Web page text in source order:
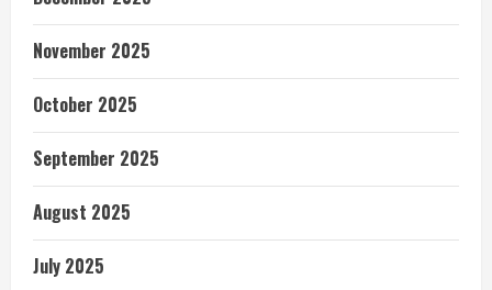
November 2025
October 2025
September 2025
August 2025
July 2025